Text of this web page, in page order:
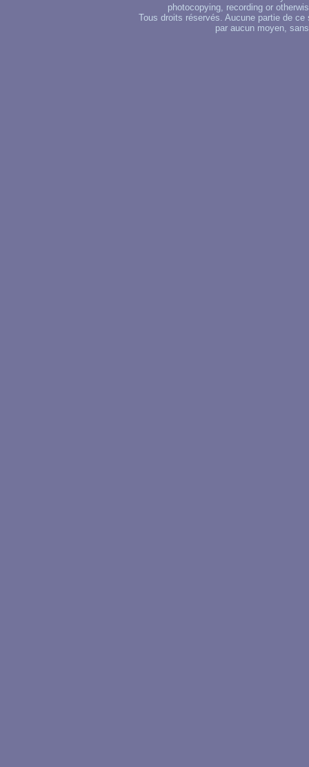
photocopying, recording or
Tous droits réservés. Aucune partie de
par aucun moyen,